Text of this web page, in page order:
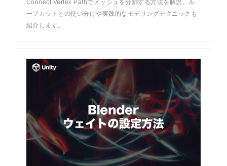
Connect Vertex Pathでメッシュを分割する方法を解説。ル
ープカットとの使い分けや実践的なモデリングテクニックも
紹介します。